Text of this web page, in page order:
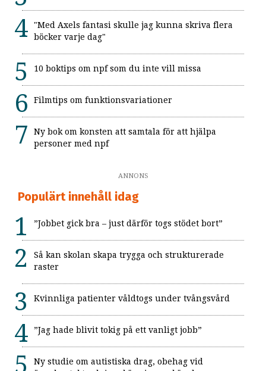
"Med Axels fantasi skulle jag kunna skriva flera
böcker varje dag"
10 boktips om npf som du inte vill missa
Filmtips om funktionsvariationer
Ny bok om konsten att samtala för att hjälpa
personer med npf
ANNONS
Populärt innehåll idag
”Jobbet gick bra – just därför togs stödet bort”
Så kan skolan skapa trygga och strukturerade
raster
Kvinnliga patienter våldtogs under tvångsvård
”Jag hade blivit tokig på ett vanligt jobb”
Ny studie om autistiska drag, obehag vid